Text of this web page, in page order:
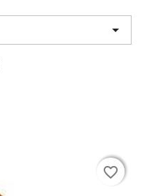

favorite_border
favorite_border